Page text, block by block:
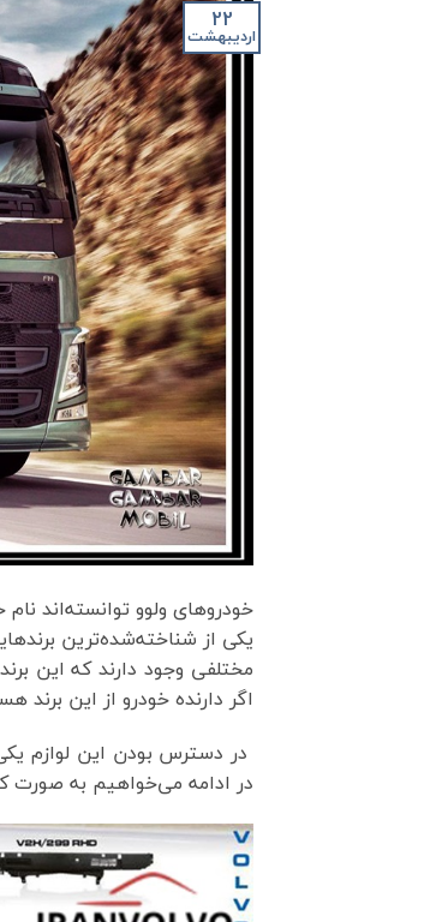
22
اردیبهشت
خودروهای ولوو توانسته‌اند
یکی از شناخته‌شده‌ترین
مختلفی وجود دارند که این
اگر دارنده خودرو از این
در دسترس بودن این لوازم
در ادامه می‌خواهیم به ‌صورت